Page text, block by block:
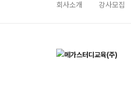
회사소개 강사모집